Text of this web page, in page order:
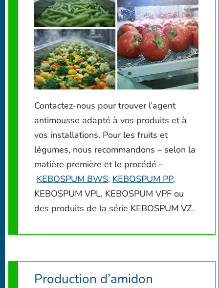
Contactez-nous pour trouver l’agent
antimousse adapté à vos produits et à
vos installations. Pour les fruits et
légumes, nous recommandons – selon la
matière première et le procédé –
KEBOSPUM BWS, KEBOSPUM PP,
KEBOSPUM VPL, KEBOSPUM VPF ou
des produits de la série KEBOSPUM VZ.
Production d’amidon